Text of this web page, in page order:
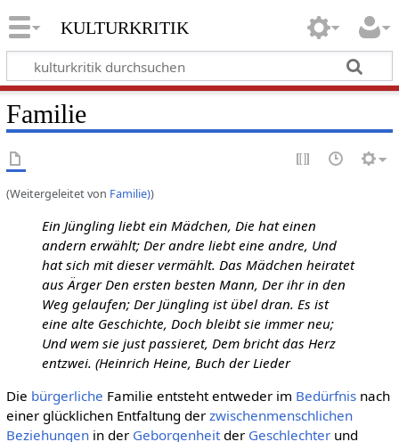
kulturkritik
Familie
(Weitergeleitet von Familie))
Ein Jüngling liebt ein Mädchen, Die hat einen
andern erwählt; Der andre liebt eine andre, Und
hat sich mit dieser vermählt. Das Mädchen heiratet
aus Ärger Den ersten besten Mann, Der ihr in den
Weg gelaufen; Der Jüngling ist übel dran. Es ist
eine alte Geschichte, Doch bleibt sie immer neu;
Und wem sie just passieret, Dem bricht das Herz
entzwei. (Heinrich Heine, Buch der Lieder
Die bürgerliche Familie entsteht entweder im Bedürfnisnach
einer glücklichen Entfaltung der zwischenmenschlichen
Beziehungenin der Geborgenheitder Geschlechterund